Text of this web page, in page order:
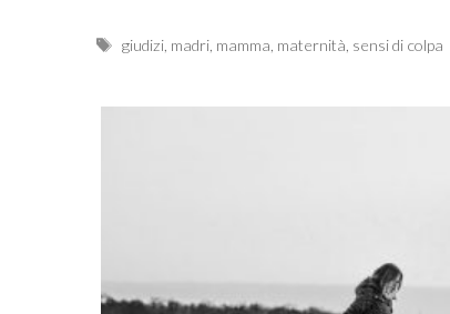
Tags
giudizi madri mamma maternità sensi di colpa